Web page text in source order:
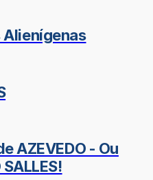
Alienígenas
AZEVEDO - Ou